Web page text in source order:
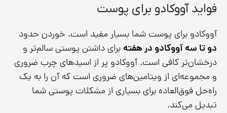
فواید آووکادو برای پوست
آووکادو برای پوست شما بسیار مفید است. خوردن حدود
دو تا سه آووکادو در هفته برای داشتن پوستی سالم‌تر و
درخشان‌تر کافی است. آووکادو پر از اسیدهای چرب ضروری
و مجموعه‌ای از ویتامین‌های ضروری است که آن را به یک
راه‌حل فوق‌العاده برای بسیاری از مشکلات پوستی شما
تبدیل می‌کند.